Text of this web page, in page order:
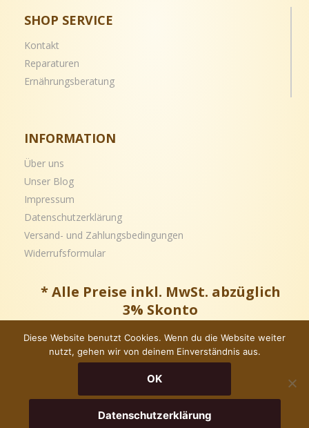
0
Wishlist
1
SHOP SERVICE
Kontakt
Reparaturen
Ernährungsberatung
INFORMATION
Über uns
Unser Blog
Impressum
Datenschutzerklärung
Versand- und Zahlungsbedingungen
Widerrufsformular
* Alle Preise inkl. MwSt. abzüglich
3% Skonto
Copyright © – Alle Rechte vorbehalten
Diese Website benutzt Cookies. Wenn du die Website weiter
nutzt, gehen wir von deinem Einverständnis aus.
OK
Datenschutzerklärung